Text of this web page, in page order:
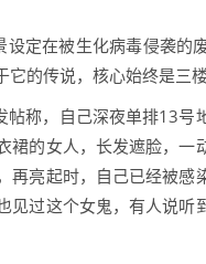
定在被生化病毒侵袭的
的传说，核心始终是三楼
称，自己深夜单排13
裙的女人，长发遮脸，
再亮起时，自己已经被
过这个女鬼，有人说听